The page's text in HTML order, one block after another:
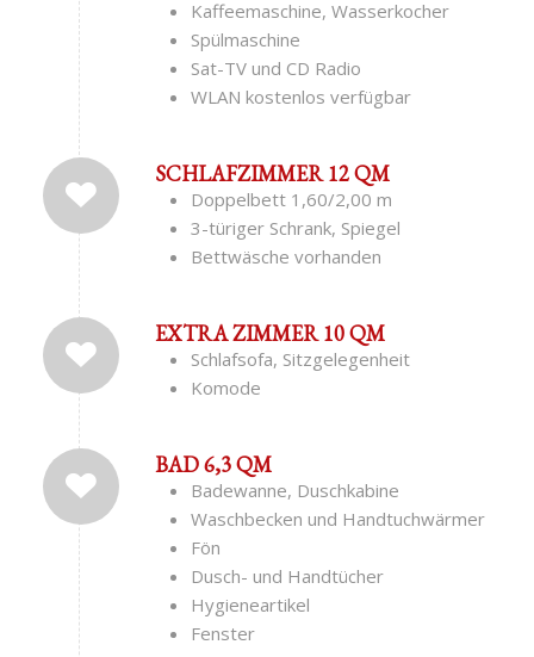
Kaffeemaschine, Wasserkocher
Spülmaschine
Sat-TV und CD Radio
WLAN kostenlos verfügbar
SCHLAFZIMMER 12 QM
Doppelbett 1,60/2,00 m
3-türiger Schrank, Spiegel
Bettwäsche vorhanden
EXTRA ZIMMER 10 QM
Schlafsofa, Sitzgelegenheit
Komode
BAD 6,3 QM
Badewanne, Duschkabine
Waschbecken und Handtuchwärmer
Fön
Dusch- und Handtücher
Hygieneartikel
Fenster